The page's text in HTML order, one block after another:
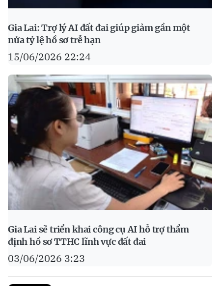
Gia Lai: Trợ lý AI đất đai giúp giảm gần một
nửa tỷ lệ hồ sơ trễ hạn
15/06/2026 22:24
Gia Lai sẽ triển khai công cụ AI hỗ trợ thẩm
định hồ sơ TTHC lĩnh vực đất đai
03/06/2026 3:23